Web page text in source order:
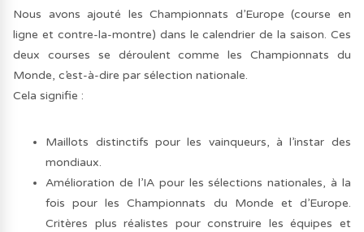
Nous avons ajouté les Championnats d’Europe (course en
ligne et contre-la-montre) dans le calendrier de la saison. Ces
deux courses se déroulent comme les Championnats du
Monde, c’est-à-dire par sélection nationale.
Cela signifie :
Maillots distinctifs pour les vainqueurs, à l’instar des
mondiaux.
Amélioration de l’IA pour les sélections nationales, à la
fois pour les Championnats du Monde et d’Europe.
Critères plus réalistes pour construire les équipes et